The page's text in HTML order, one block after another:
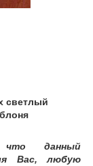
данный
Вас, любую